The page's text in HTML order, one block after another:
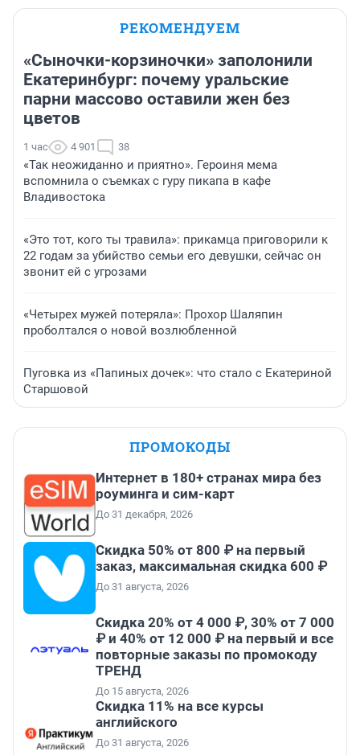
РЕКОМЕНДУЕМ
«Сыночки-корзиночки» заполонили
Екатеринбург: почему уральские
парни массово оставили жен без
цветов
1 час 4 901 38
«Так неожиданно и приятно». Героиня мема
вспомнила о съемках с гуру пикапа в кафе
Владивостока
«Это тот, кого ты травила»: прикамца приговорили к
22 годам за убийство семьи его девушки, сейчас он
звонит ей с угрозами
«Четырех мужей потеряла»: Прохор Шаляпин
проболтался о новой возлюбленной
Пуговка из «Папиных дочек»: что стало с Екатериной
Старшовой
ПРОМОКОДЫ
Интернет в 180+ странах мира без
роуминга и сим-карт
До 31 декабря, 2026
Скидка 50% от 800 ₽ на первый
заказ, максимальная скидка 600 ₽
До 31 августа, 2026
Скидка 20% от 4 000 ₽, 30% от 7 000
₽ и 40% от 12 000 ₽ на первый и все
повторные заказы по промокоду
ТРЕНД
До 15 августа, 2026
Скидка 11% на все курсы
английского
До 31 августа, 2026